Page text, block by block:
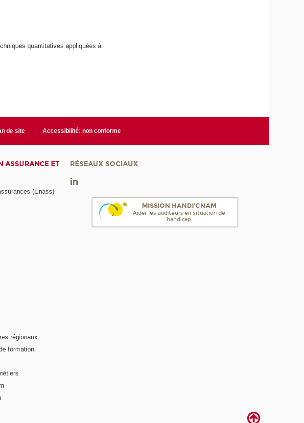
quantitatives appliquées à
de site Accessibilité: non conforme
ASSURANCE ET
(Enass)
régionaux
formation
RÉSEAUX SOCIAUX
MISSION HANDI'CNAM
Aider les auditeurs en situation de
handicap